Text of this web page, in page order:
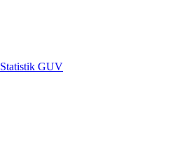
Statistik GUV